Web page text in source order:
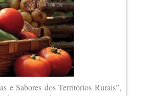
e Sabores dos Territórios Rurais”,